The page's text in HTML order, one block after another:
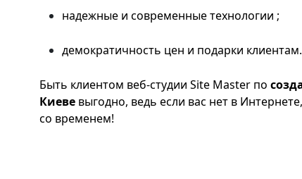
надежные и современные технологии ;
демократичность цен и подарки клиентам.
Быть клиентом веб-студии Site Master по
Киеве выгодно, ведь если вас нет в
со временем!